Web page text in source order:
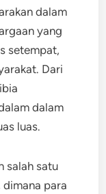
dalam
yang
setempat,
Dari
dalam
luas.
salah satu
para